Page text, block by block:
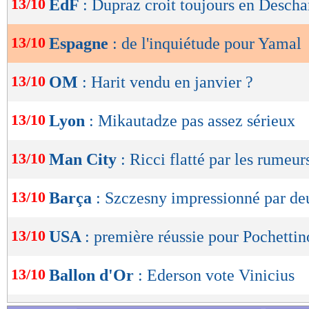
de
OK
13/10 EdF : Dupraz croit toujours en
13/10 Espagne : de l'inquiétude pour Yamal
13/10 OM : Harit vendu en janvier ?
13/10 Lyon : Mikautadze pas assez sérieux
13/10 Man City : Ricci flatté par les
13/10 Barça : Szczesny impressionné par
13/10 USA : première réussie pour
13/10 Ballon d'Or : Ederson vote Vinicius